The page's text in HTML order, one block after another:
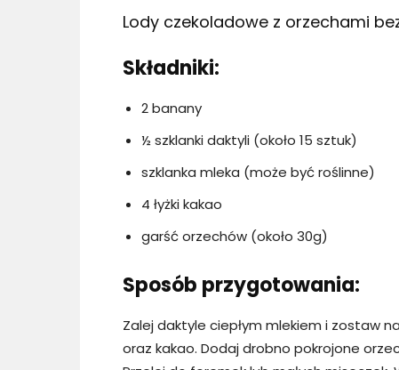
Lody czekoladowe z orzechami
Składniki:
2 banany
½ szklanki daktyli (około 15 sztuk)
szklanka mleka (może być roślinne)
4 łyżki kakao
garść orzechów (około 30g)
Sposób przygotowania:
Zalej daktyle ciepłym mlekiem i zostaw
oraz kakao. Dodaj drobno pokrojone